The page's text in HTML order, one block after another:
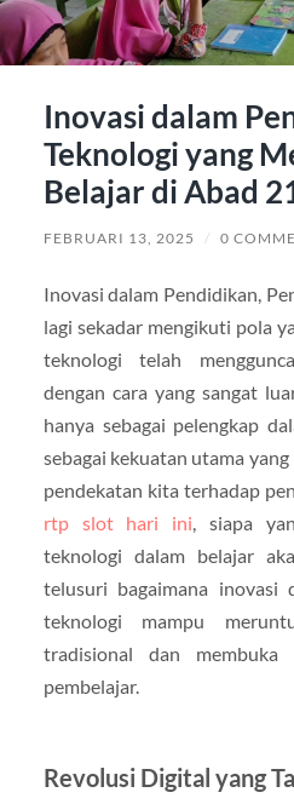
Inovasi dalam
Teknologi yang
Belajar di Abad
FEBRUARI 13, 2025 / 0
Inovasi dalam Pendidikan,
lagi sekadar mengikuti pola
teknologi telah
dengan cara yang sangat
hanya sebagai pelengkap
sebagai kekuatan utama
pendekatan kita terhadap
rtp slot hari ini, siapa
teknologi dalam belajar
telusuri bagaimana inovasi
teknologi mampu
tradisional dan
pembelajar.
Revolusi Digital yang